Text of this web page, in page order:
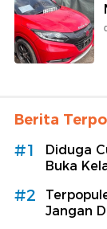
Berita
#1
Diduga
Buka
#2
Jangan